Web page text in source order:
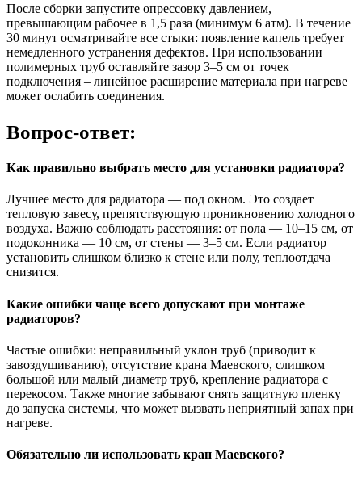
После сборки запустите опрессовку давлением,
превышающим рабочее в 1,5 раза (минимум 6 атм). В течение
30 минут осматривайте все стыки: появление капель требует
немедленного устранения дефектов. При использовании
полимерных труб оставляйте зазор 3–5 см от точек
подключения – линейное расширение материала при нагреве
может ослабить соединения.
Вопрос-ответ:
Как правильно выбрать место для установки радиатора?
Лучшее место для радиатора — под окном. Это создает
тепловую завесу, препятствующую проникновению холодного
воздуха. Важно соблюдать расстояния: от пола — 10–15 см, от
подоконника — 10 см, от стены — 3–5 см. Если радиатор
установить слишком близко к стене или полу, теплоотдача
снизится.
Какие ошибки чаще всего допускают при монтаже
радиаторов?
Частые ошибки: неправильный уклон труб (приводит к
завоздушиванию), отсутствие крана Маевского, слишком
большой или малый диаметр труб, крепление радиатора с
перекосом. Также многие забывают снять защитную пленку
до запуска системы, что может вызвать неприятный запах при
нагреве.
Обязательно ли использовать кран Маевского?